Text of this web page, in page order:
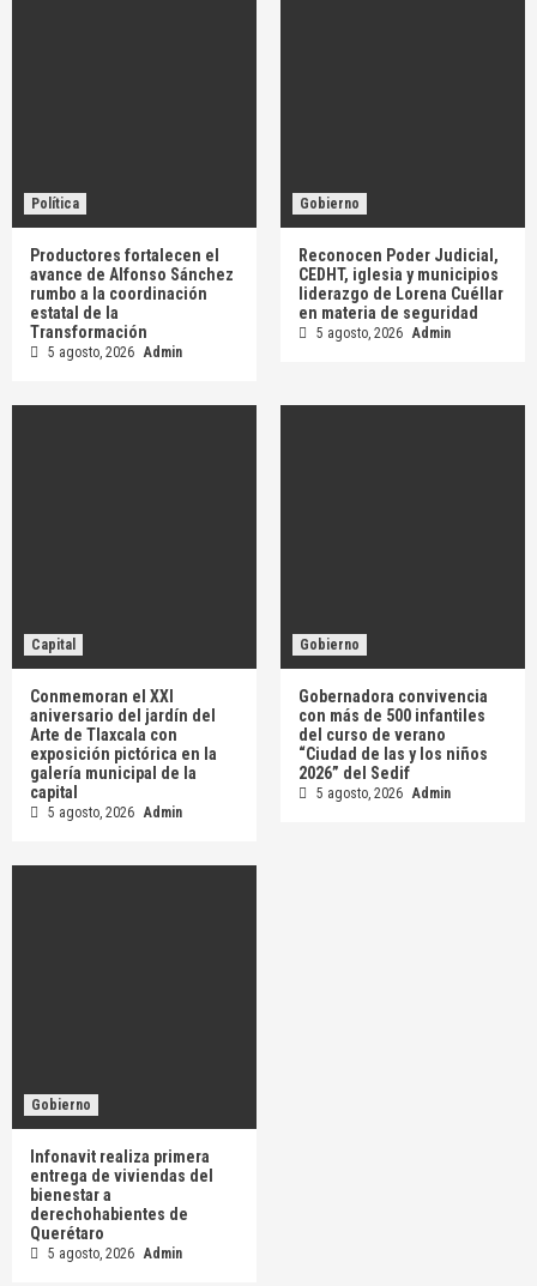
Política
Productores fortalecen el
avance de Alfonso Sánchez
rumbo a la coordinación
estatal de la
Transformación
5 agosto, 2026 Admin
Gobierno
Reconocen Poder Judicial,
CEDHT, iglesia y municipios
liderazgo de Lorena Cuéllar
en materia de seguridad
5 agosto, 2026 Admin
Capital
Conmemoran el XXI
aniversario del jardín del
Arte de Tlaxcala con
exposición pictórica en la
galería municipal de la
capital
5 agosto, 2026 Admin
Gobierno
Gobernadora convivencia
con más de 500 infantiles
del curso de verano
“Ciudad de las y los niños
2026” del Sedif
5 agosto, 2026 Admin
Gobierno
Infonavit realiza primera
entrega de viviendas del
bienestar a
derechohabientes de
Querétaro
5 agosto, 2026 Admin